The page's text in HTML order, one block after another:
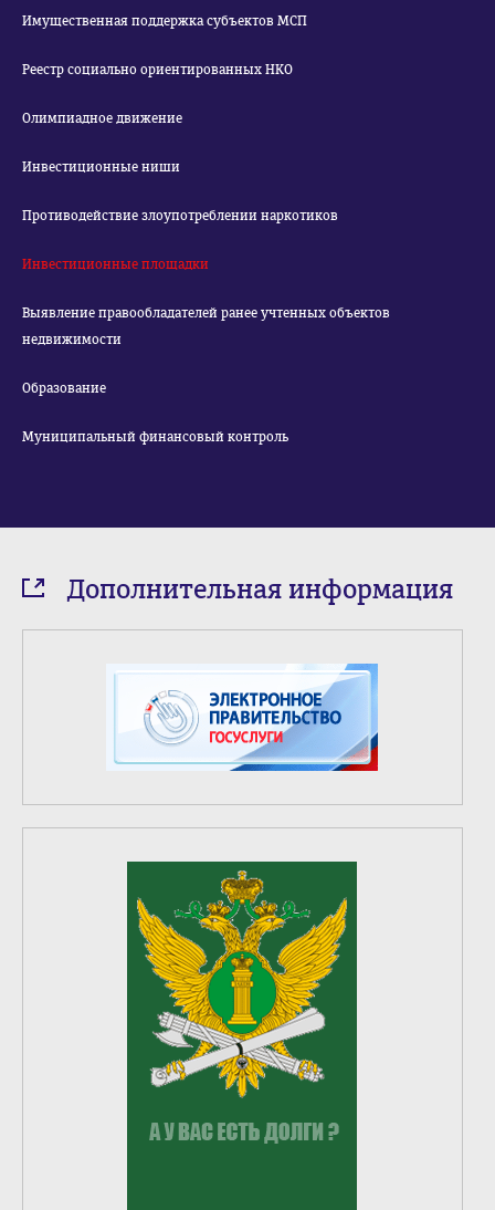
Имущественная поддержка субъектов МСП
Реестр социально ориентированных НКО
Олимпиадное движение
Инвестиционные ниши
Противодействие злоупотреблении наркотиков
Инвестиционные площадки
Выявление правообладателей ранее учтенных объектов
недвижимости
Образование
Муниципальный финансовый контроль
Дополнительная информация